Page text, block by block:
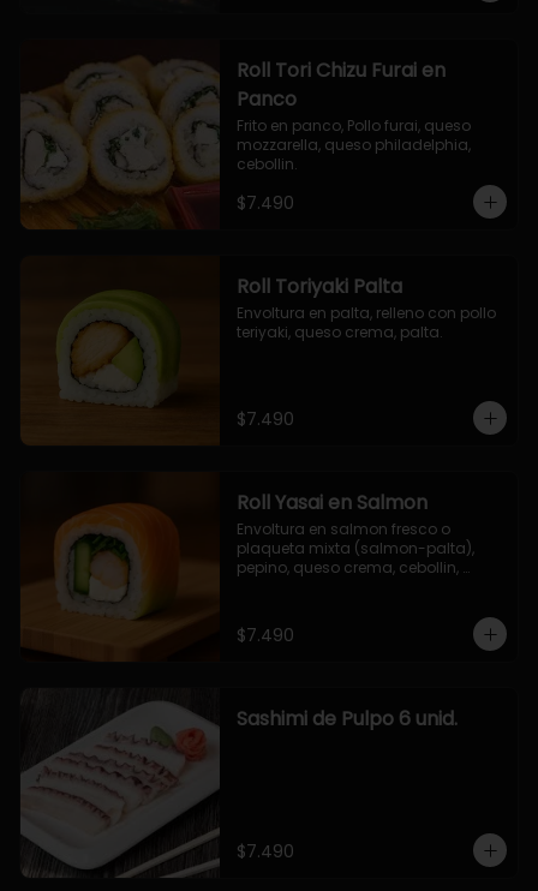
Roll Tori Chizu Furai en
Panco
Frito en panco, Pollo furai, queso
mozzarella, queso philadelphia,
cebollin.
$7.490
Roll Toriyaki Palta
Envoltura en palta, relleno con pollo
teriyaki, queso crema, palta.
$7.490
Roll Yasai en Salmon
Envoltura en salmon fresco o
plaqueta mixta (salmon-palta),
pepino, queso crema, cebollin,
$7.490
Sashimi de Pulpo 6 unid.
$7.490